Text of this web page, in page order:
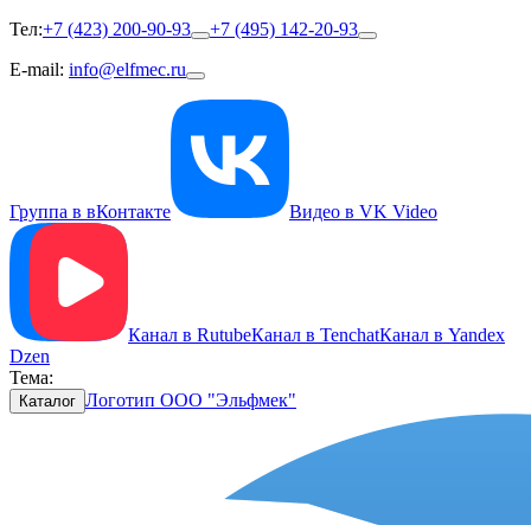
Тел:+7 (423) 200-90-93
+7 (495) 142-20-93
E-mail: info@elfmec.ru
Группа в вКонтакте Видео в VK Video
Канал в RutubeКанал в TenchatКанал в Yandex
Dzen
Тема:
Каталог Логотип ООО "Эльфмек"